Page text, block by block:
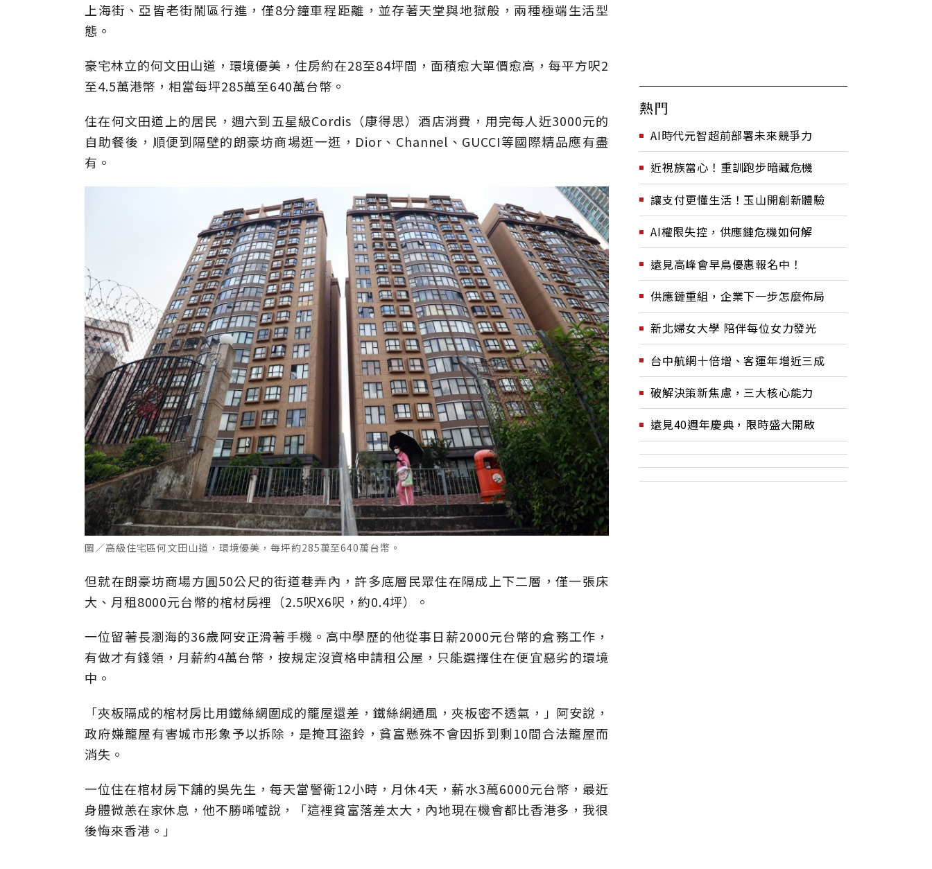
上海街、亞皆老街鬧區行進，僅8分鐘車程距離，並存著天堂與地獄般，兩種極端生活型
態。
豪宅林立的何文田山道，環境優美，住房約在28至84坪間，面積愈大單價愈高，每平方呎2
至4.5萬港幣，相當每坪285萬至640萬台幣。
住在何文田道上的居民，週六到五星級Cordis（康得思）酒店消費，用完每人近3000元的
自助餐後，順便到隔壁的朗豪坊商場逛一逛，Dior、Channel、GUCCI等國際精品應有盡
有。
圖／高級住宅區何文田山道，環境優美，每坪約285萬至640萬台幣。
但就在朗豪坊商場方圓50公尺的街道巷弄內，許多底層民眾住在隔成上下二層，僅一張床
大、月租8000元台幣的棺材房裡（2.5呎X6呎，約0.4坪）。
一位留著長瀏海的36歲阿安正滑著手機。高中學歷的他從事日薪2000元台幣的倉務工作，
有做才有錢領，月薪約4萬台幣，按規定沒資格申請租公屋，只能選擇住在便宜惡劣的環境
中。
「夾板隔成的棺材房比用鐵絲網圍成的籠屋還差，鐵絲網通風，夾板密不透氣，」阿安說，
政府嫌籠屋有害城市形象予以拆除，是掩耳盜鈴，貧富懸殊不會因拆到剩10間合法籠屋而
消失。
一位住在棺材房下舖的吳先生，每天當警衛12小時，月休4天，薪水3萬6000元台幣，最近
身體微恙在家休息，他不勝唏噓說，「這裡貧富落差太大，內地現在機會都比香港多，我很
後悔來香港。」
熱門
AI時代元智超前部署未來競爭力
近視族當心！重訓跑步暗藏危機
讓支付更懂生活！玉山開創新體驗
AI權限失控，供應鏈危機如何解
遠見高峰會早鳥優惠報名中！
供應鏈重組，企業下一步怎麼佈局
新北婦女大學 陪伴每位女力發光
台中航網十倍增、客運年增近三成
破解決策新焦慮，三大核心能力
遠見40週年慶典，限時盛大開啟